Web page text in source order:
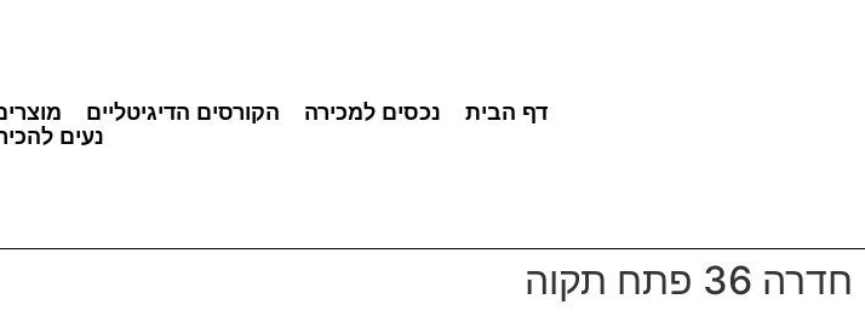
דף הבית נכסים למכירה הקורסים הדיגיטליים
נעים
חדרה 36 פתח תקוה